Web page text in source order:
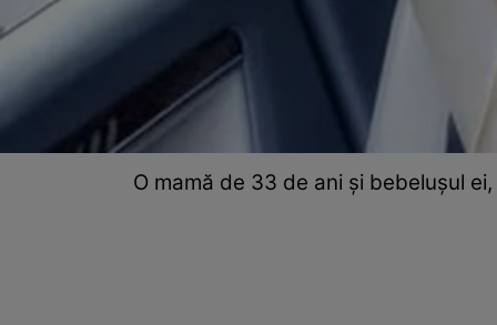
O mamă de 33 de ani și bebelușul